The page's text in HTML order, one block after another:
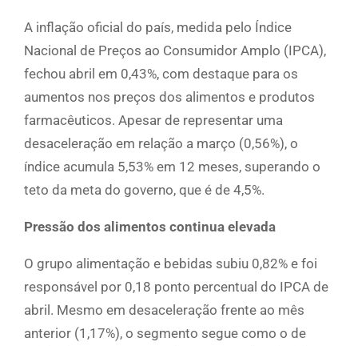
A inflação oficial do país, medida pelo Índice
Nacional de Preços ao Consumidor Amplo (IPCA),
fechou abril em 0,43%, com destaque para os
aumentos nos preços dos alimentos e produtos
farmacêuticos. Apesar de representar uma
desaceleração em relação a março (0,56%), o
índice acumula 5,53% em 12 meses, superando o
teto da meta do governo, que é de 4,5%.
Pressão dos alimentos continua elevada
O grupo alimentação e bebidas subiu 0,82% e foi
responsável por 0,18 ponto percentual do IPCA de
abril. Mesmo em desaceleração frente ao mês
anterior (1,17%), o segmento segue como o de